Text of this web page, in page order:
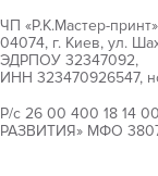
ЧП «Р.К.Мастер-принт»
04074, г. Киев, ул.
ЭДРПОУ 32347092,
ИНН 323470926547,
Р/с 26 00 400 18 14
РАЗВИТИЯ» МФО